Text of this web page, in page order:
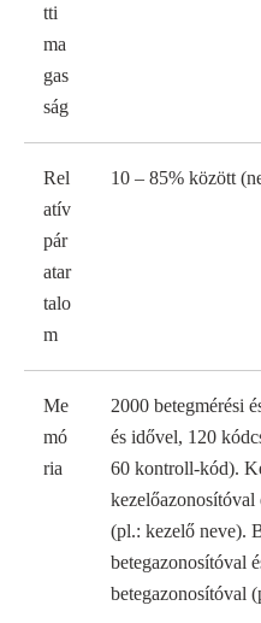
tti
ma
gas
ság
Rel
atív
pár
atar
talo
m
10 – 85% között
Me
mó
ria
2000 betegmérési
és idővel, 120
60 kontroll-kód).
kezelőazonosítóval
(pl.: kezelő neve).
betegazonosítóval
betegazonosítóval